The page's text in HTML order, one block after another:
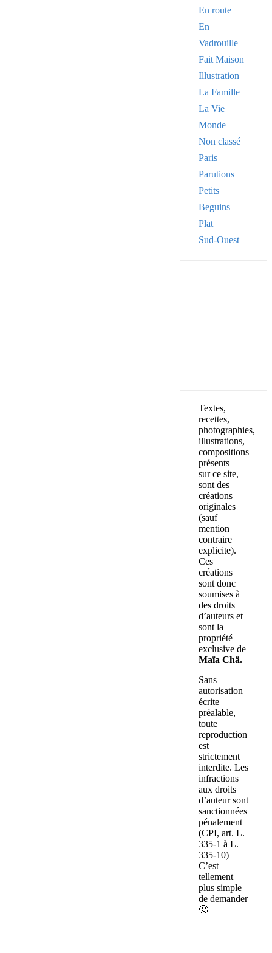
En route
En
Vadrouille
Fait Maison
Illustration
La Famille
La Vie
Monde
Non classé
Paris
Parutions
Petits
Beguins
Plat
Sud-Ouest
Textes,
recettes,
photographies,
illustrations,
compositions
présents
sur ce site,
sont des
créations
originales
(sauf
mention
contraire
explicite).
Ces
créations
sont donc
soumises à
des droits
d’auteurs et
sont la
propriété
exclusive de
Maïa Chä.
Sans
autorisation
écrite
préalable,
toute
reproduction
est
strictement
interdite. Les
infractions
aux droits
d’auteur sont
sanctionnées
pénalement
(CPI, art. L.
335-1 à L.
335-10)
C’est
tellement
plus simple
de demander
🙂